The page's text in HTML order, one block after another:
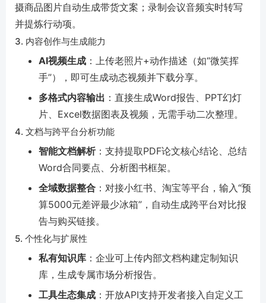
摄商品图片自动生成带货文案；录制会议音频实时转写
并提炼行动项。
3. 内容创作与生成能力
AI视频生成 ：上传老照片+动作描述（如“微笑挥
手”），即可生成动态视频并下载分享。
多格式内容输出 ：直接生成Word报告、PPT幻灯
片、Excel数据图表及视频，无需手动二次整理。
4. 文档与跨平台分析功能
智能文档解析：支持提取PDF论文核心结论、总结
Word合同要点、分析图书框架。
全域数据整合 ：对接小红书、淘宝等平台，输入“预
算5000元差评最少冰箱”，自动生成跨平台对比报
告与购买链接。
5. 个性化与扩展性
私有知识库 ：企业可上传内部文档构建定制知识
库，生成专属市场分析报告。
工具生态集成 ：开放API支持开发者接入自定义工